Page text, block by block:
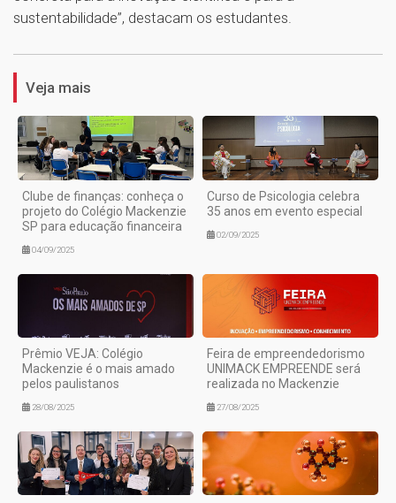
sustentabilidade”, destacam os estudantes.
1
Veja mais
Clube de finanças: conheça o
projeto do Colégio Mackenzie
SP para educação financeira
04/09/2025
Curso de Psicologia celebra
35 anos em evento especial
02/09/2025
Prêmio VEJA: Colégio
Mackenzie é o mais amado
pelos paulistanos
28/08/2025
Feira de empreendedorismo
UNIMACK EMPREENDE será
realizada no Mackenzie
27/08/2025